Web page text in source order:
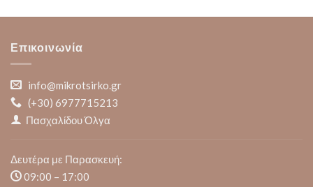
Επικοινωνία
info@mikrotsirko.gr
(+30) 6977715213
Πασχαλίδου Όλγα
Δευτέρα με Παρασκευή:
09:00 – 17:00